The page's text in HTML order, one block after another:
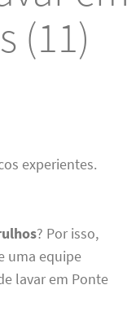
(11)
experientes.
? Por isso,
uma equipe
lavar em Ponte